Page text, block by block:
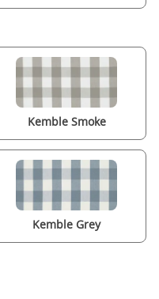
Kemble Smoke
Kemble Grey